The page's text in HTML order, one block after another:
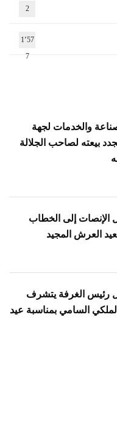
2
1٬57
7
والخدمات لجهة
بيعته لصاحب الجلالة
إلى الخطاب
العرش المجيد
رئيس الغرفة يتشرف
السامي بمناسبة عيد